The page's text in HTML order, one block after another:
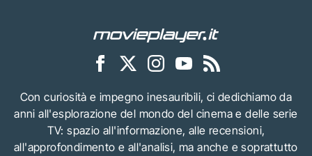
Con curiosità e impegno inesauribili, ci dedichiamo da
anni all'esplorazione del mondo del cinema e delle serie
TV: spazio all'informazione, alle recensioni,
all'approfondimento e all'analisi, ma anche e soprattutto